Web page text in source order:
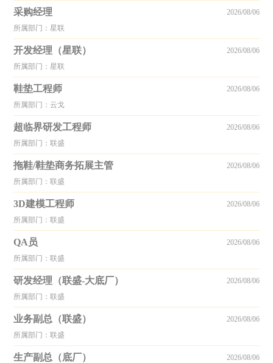
采购经理
所属部门：星联
2026/08/06
开发经理（星联）
所属部门：星联
2026/08/06
鞋垫工程师
所属部门：云戈
2026/08/06
超临界研发工程师
所属部门：联盛
2026/08/06
拖鞋/鞋垫商务拓展主管
所属部门：联盛
2026/08/06
3D建模工程师
所属部门：联盛
2026/08/06
QA员
所属部门：联盛
2026/08/06
研发经理（联盛-大底厂）
所属部门：联盛
2026/08/06
业务副总（联盛）
所属部门：联盛
2026/08/06
生产副总（底厂） 2026/08/06